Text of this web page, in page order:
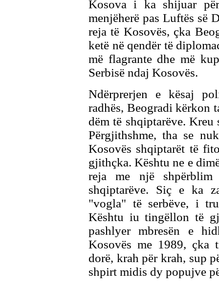
Kosova i ka shijuar
menjëherë pas Luftës së
reja të Kosovës, çka
ketë në qendër të
më flagrante dhe më
Serbisë ndaj Kosovës.
Ndërprerjen e kësaj
radhës, Beogradi kërkon
dëm të shqiptarëve.
Përgjithshme, tha se
Kosovës shqiptarët të
gjithçka. Kështu ne e
reja me një
shqiptarëve. Siç e ka
"vogla" të serbëve, i
Kështu iu tingëllon të
pashlyer mbresën e
Kosovës me 1989, çka
dorë, krah për krah, sup
shpirt midis dy popujve